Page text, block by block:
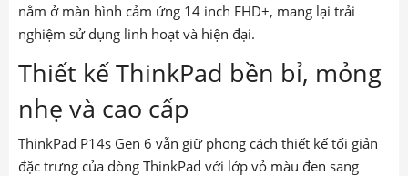
nằm ở màn hình cảm ứng 14 inch FHD+, mang lại trải
nghiệm sử dụng linh hoạt và hiện đại.
Thiết kế ThinkPad bền bỉ, mỏng
nhẹ và cao cấp
ThinkPad P14s Gen 6 vẫn giữ phong cách thiết kế tối giản
đặc trưng của dòng ThinkPad với lớp vỏ màu đen sang